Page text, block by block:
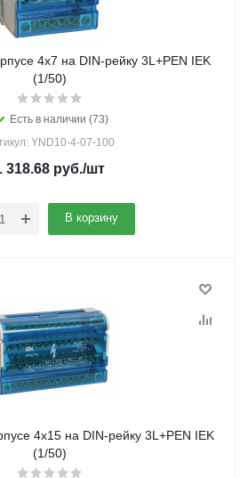
4х7 на DIN-рейку 3L+PEN IEK
(1/50)
Есть в наличии (73)
YND10-4-07-100
318.68 руб./шт
В корзину
4х15 на DIN-рейку 3L+PEN IEK
(1/50)